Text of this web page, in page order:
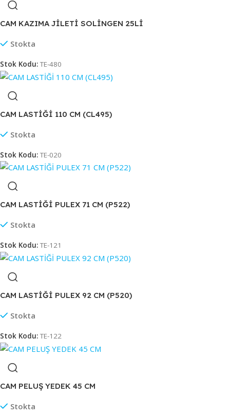
CAM KAZIMA JİLETİ SOLİNGEN 25Lİ
Stokta
Stok Kodu: TE-480
CAM LASTİĞİ 110 CM (CL495)
Stokta
Stok Kodu: TE-020
CAM LASTİĞİ PULEX 71 CM (P522)
Stokta
Stok Kodu: TE-121
CAM LASTİĞİ PULEX 92 CM (P520)
Stokta
Stok Kodu: TE-122
CAM PELUŞ YEDEK 45 CM
Stokta